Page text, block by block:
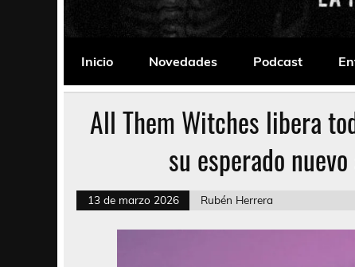
La Habitación 235
Inicio
Novedades Podcast
All Them Witches libera
su esperado
13 de marzo 2026 Rubén Herrera